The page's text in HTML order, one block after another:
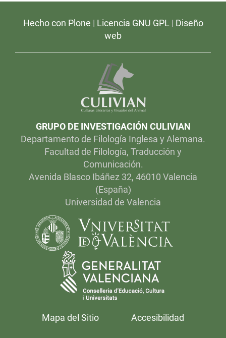
Hecho con Plone | Licencia GNU GPL | Diseño
web
GRUPO DE INVESTIGACIÓN CULIVIAN
Departamento de Filología Inglesa y Alemana.
Facultad de Filología, Traducción y
Comunicación.
Avenida Blasco Ibáñez 32, 46010 Valencia
(España)
Universidad de Valencia
Mapa del Sitio Accesibilidad